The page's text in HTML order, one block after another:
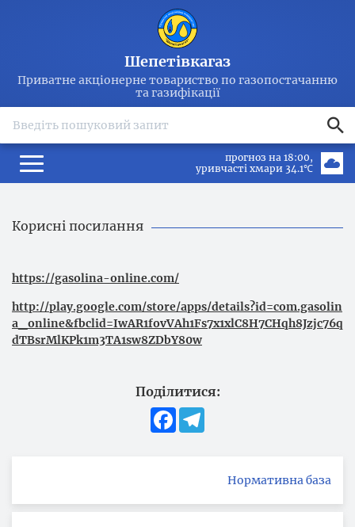
Шепетівкагаз
Приватне акціонерне товариство по газопостачанню
та газифікації
прогноз на 18:00
уривчасті хмари 34.1℃
Корисні посилання
https://gasolina-online.com/
http://play.google.com/store/apps/details?id=com.gasolin
a_online&fbclid=IwAR1fovVAh1Fs7x1xlC8H7CHqh8Jzjc76q
dTBsrMlKPk1m3TA1sw8ZDbY80w
Поділитися:
Facebook
Нормативна база